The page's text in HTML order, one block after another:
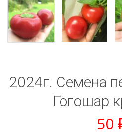
2024г. Семена
Гогошар
50